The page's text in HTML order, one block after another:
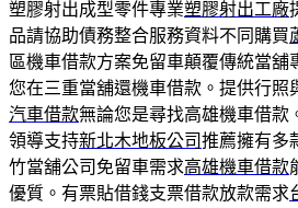
塑膠射出成型零件專業塑膠射出工廠
品請協助債務整合服務資料不同購買
區機車借款方案免留車顛覆傳統當舖
您在三重當舖還機車借款。提供行照
汽車借款無論您是尋找高雄機車借款
領導支持新北木地板公司推薦擁有多
竹當舖公司免留車需求高雄機車借款
優質。有票貼借錢支票借款放款需求